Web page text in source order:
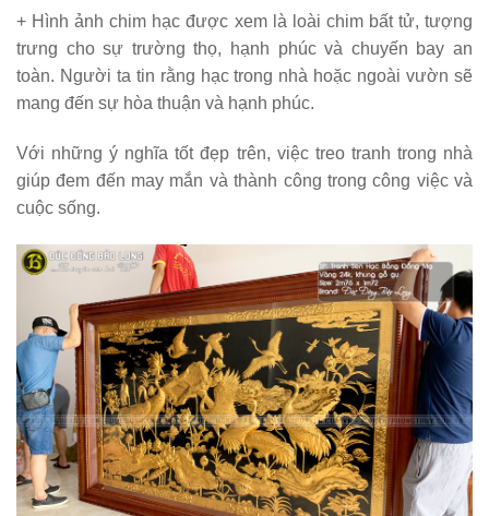
+ Hình ảnh chim hạc được xem là loài chim bất tử, tượng
trưng cho sự trường thọ, hạnh phúc và chuyến bay an
toàn. Người ta tin rằng hạc trong nhà hoặc ngoài vườn sẽ
mang đến sự hòa thuận và hạnh phúc.
Với những ý nghĩa tốt đẹp trên, việc treo tranh trong nhà
giúp đem đến may mắn và thành công trong công việc và
cuộc sống.